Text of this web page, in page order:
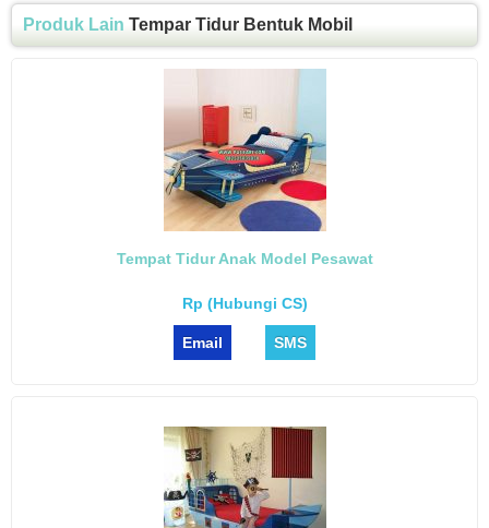
Produk Lain Tempar Tidur Bentuk Mobil
Tempat Tidur Anak Model Pesawat
Rp (Hubungi CS)
Email SMS